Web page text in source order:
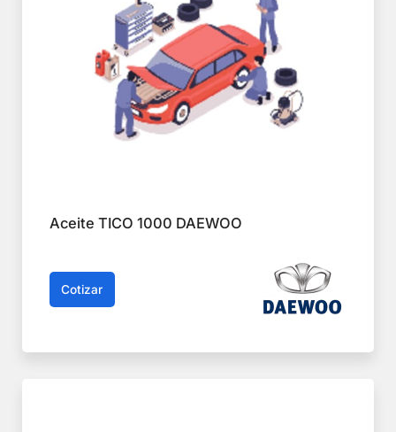
Aceite TICO 1000 DAEWOO
Cotizar